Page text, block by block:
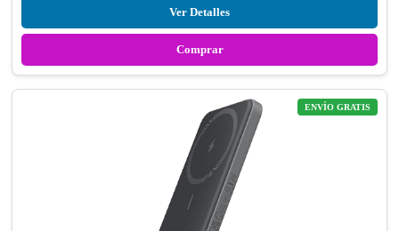
Ver Detalles
Comprar
ENVÍO GRATIS